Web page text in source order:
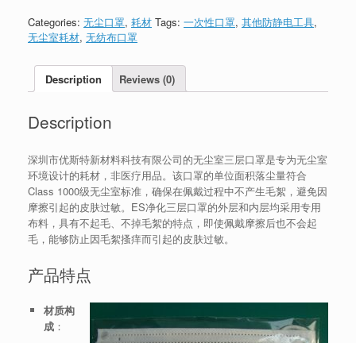
Categories: 无尘口罩, 耗材 Tags: 一次性口罩, 其他防静电工具,
无尘室耗材, 无纺布口罩
Description Reviews (0)
Description
深圳市优斯特新材料科技有限公司的无尘室三层口罩是专为无尘室
环境设计的耗材，非医疗用品。该口罩的单位面积落尘量符合
Class 1000级无尘室标准，确保在佩戴过程中不产生毛絮，避免因
摩擦引起的皮肤过敏。ES净化三层口罩的外层和内层均采用专用
布料，具有不起毛、不掉毛絮的特点，即使佩戴摩擦后也不会起
毛，能够防止因毛絮搔痒而引起的皮肤过敏。
产品特点
材质构
成：